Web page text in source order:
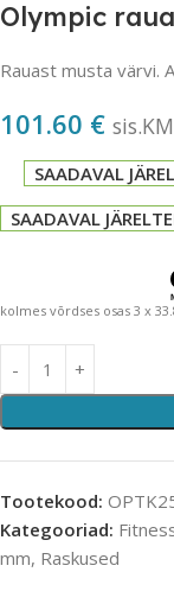
Olympic
Rauast musta värvi.
101.60 € sis.KM
SAADAVAL
SAADAVAL
kolmes võrdses osas 3 x
Tootekood:
Kategooriad:
mm, Raskused